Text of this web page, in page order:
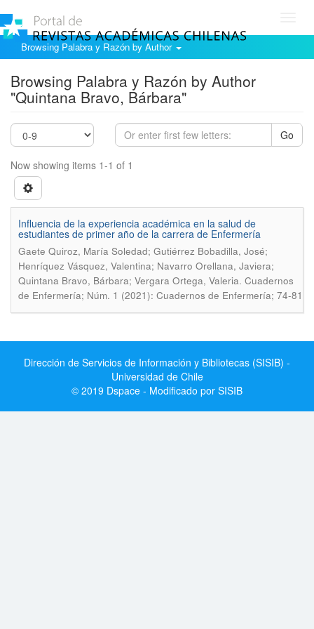
Browsing Palabra y Razón by Author
Browsing Palabra y Razón by Author
"Quintana Bravo, Bárbara"
Go
Now showing items 1-1 of 1
Influencia de la experiencia académica en la salud de
estudiantes de primer año de la carrera de Enfermería
Gaete Quiroz, María Soledad; Gutiérrez Bobadilla, José;
Henríquez Vásquez, Valentina; Navarro Orellana, Javiera;
Quintana Bravo, Bárbara; Vergara Ortega, Valeria. Cuadernos
de Enfermería; Núm. 1 (2021): Cuadernos de Enfermería; 74-81
Dirección de Servicios de Información y Bibliotecas (SISIB) -
Universidad de Chile
© 2019 Dspace - Modificado por SISIB